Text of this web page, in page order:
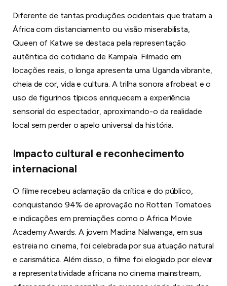
Diferente de tantas produções ocidentais que tratam a
África com distanciamento ou visão miserabilista,
Queen of Katwe se destaca pela representação
autêntica do cotidiano de Kampala. Filmado em
locações reais, o longa apresenta uma Uganda vibrante,
cheia de cor, vida e cultura. A trilha sonora afrobeat e o
uso de figurinos típicos enriquecem a experiência
sensorial do espectador, aproximando-o da realidade
local sem perder o apelo universal da história.
Impacto cultural e reconhecimento
internacional
O filme recebeu aclamação da crítica e do público,
conquistando 94% de aprovação no Rotten Tomatoes
e indicações em premiações como o Africa Movie
Academy Awards. A jovem Madina Nalwanga, em sua
estreia no cinema, foi celebrada por sua atuação natural
e carismática. Além disso, o filme foi elogiado por elevar
a representatividade africana no cinema mainstream,